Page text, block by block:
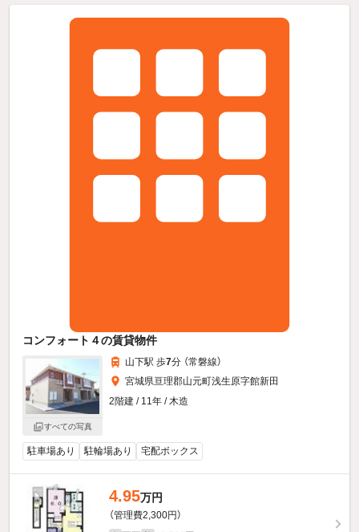
コンフォート４の賃貸物件
すべての写真
山下駅 歩7分 （常磐線）
宮城県亘理郡山元町浅生原字館新田
2階建 / 11年 / 木造
駐車場あり 駐輪場あり 宅配ボックス
4.95万円
（管理費2,300円）